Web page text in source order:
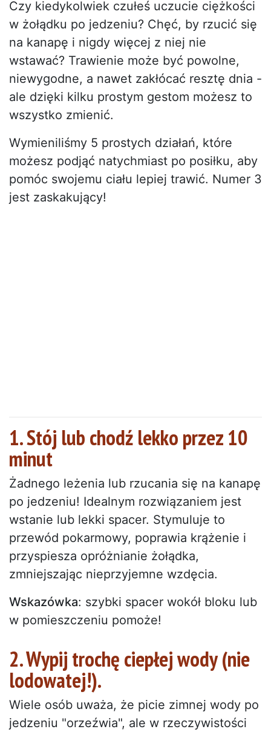
Czy kiedykolwiek czułeś uczucie ciężkości
w żołądku po jedzeniu? Chęć, by rzucić się
na kanapę i nigdy więcej z niej nie
wstawać? Trawienie może być powolne,
niewygodne, a nawet zakłócać resztę dnia -
ale dzięki kilku prostym gestom możesz to
wszystko zmienić.
Wymieniliśmy 5 prostych działań, które
możesz podjąć natychmiast po posiłku, aby
pomóc swojemu ciału lepiej trawić. Numer 3
jest zaskakujący!
1. Stój lub chodź lekko przez 10
minut
Żadnego leżenia lub rzucania się na kanapę
po jedzeniu! Idealnym rozwiązaniem jest
wstanie lub lekki spacer. Stymuluje to
przewód pokarmowy, poprawia krążenie i
przyspiesza opróżnianie żołądka,
zmniejszając nieprzyjemne wzdęcia.
Wskazówka: szybki spacer wokół bloku lub
w pomieszczeniu pomoże!
2. Wypij trochę ciepłej wody (nie
lodowatej!).
Wiele osób uważa, że picie zimnej wody po
jedzeniu "orzeźwia", ale w rzeczywistości